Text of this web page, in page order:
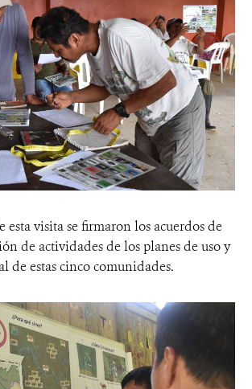
esta visita se firmaron los acuerdos de
de actividades de los planes de uso y
de estas cinco comunidades.